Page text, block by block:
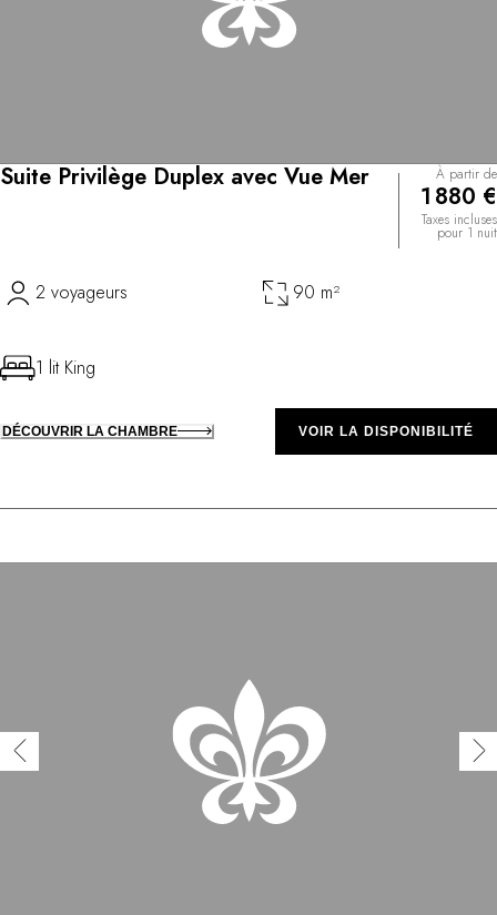
Suite Privilège Duplex avec Vue Mer À partir de
1 880 €
Taxes incluses
pour 1 nuit
2 voyageurs 90 m²
1 lit King
DÉCOUVRIR LA CHAMBRE VOIR LA DISPONIBILITÉ